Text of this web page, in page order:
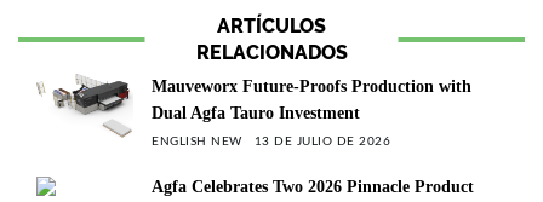
ARTÍCULOS
RELACIONADOS
Mauveworx Future-Proofs Production with
Dual Agfa Tauro Investment
ENGLISH NEW 13 DE JULIO DE 2026
Agfa Celebrates Two 2026 Pinnacle Product